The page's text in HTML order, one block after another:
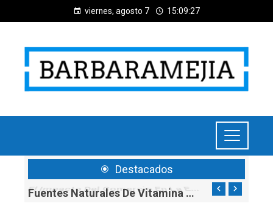
viernes, agosto 7 15:09:28
Destacados